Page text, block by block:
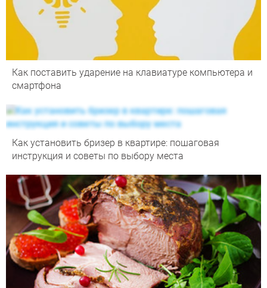
Как поставить ударение на клавиатуре компьютера и
смартфона
Как установить бризер в квартире: пошаговая
инструкция и советы по выбору места